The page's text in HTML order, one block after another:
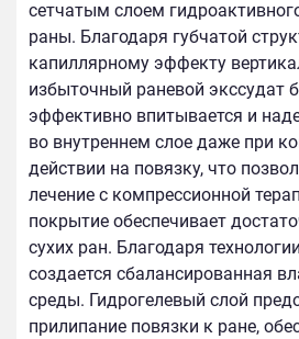
сетчатым слоем
раны. Благодаря губчатой
капиллярному эффекту
избыточный раневой экссудат
эффективно впитывается и
во внутреннем слое даже при
действии на повязку, что
лечение с компрессионной
покрытие обеспечивает
сухих ран. Благодаря
создается сбалансированная
среды. Гидрогелевый слой
прилипание повязки к ране,